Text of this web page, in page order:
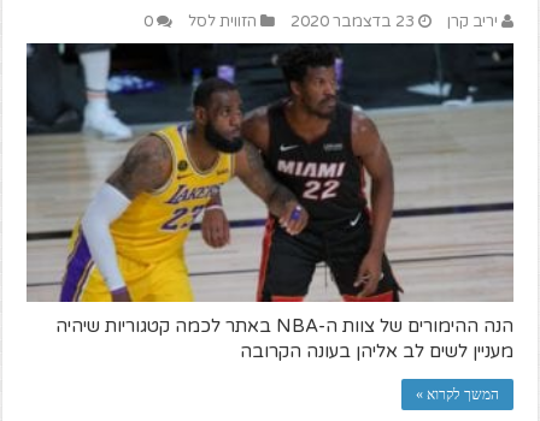
יריב קרן 23 בדצמבר 2020 הזווית לסל 0
הנה ההימורים של צוות ה-NBA באתר לכמה קטגוריות שיהיה
מעניין לשים לב אליהן בעונה הקרובה
המשך לקרוא »